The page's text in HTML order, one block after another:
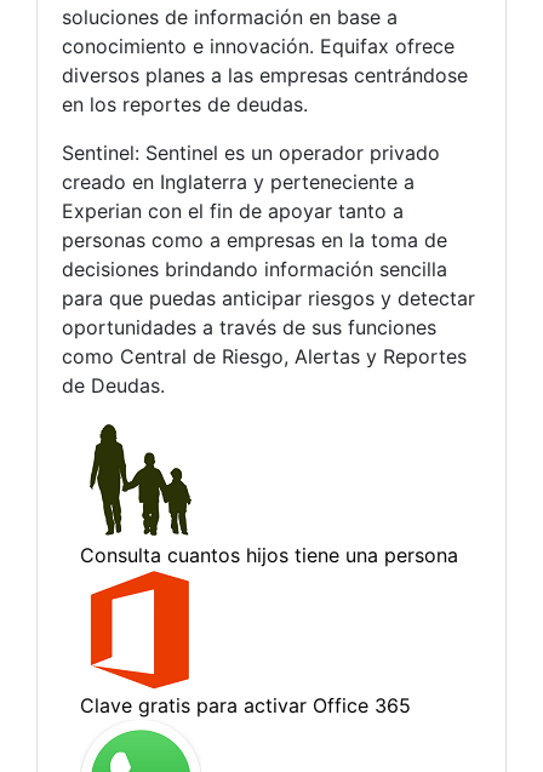
soluciones de información en base a
conocimiento e innovación. Equifax ofrece
diversos planes a las empresas centrándose
en los reportes de deudas.
Sentinel: Sentinel es un operador privado
creado en Inglaterra y perteneciente a
Experian con el fin de apoyar tanto a
personas como a empresas en la toma de
decisiones brindando información sencilla
para que puedas anticipar riesgos y detectar
oportunidades a través de sus funciones
como Central de Riesgo, Alertas y Reportes
de Deudas.